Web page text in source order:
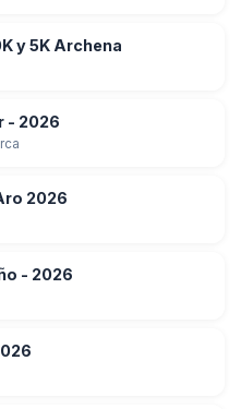
y 5K Archena
- 2026
2026
- 2026